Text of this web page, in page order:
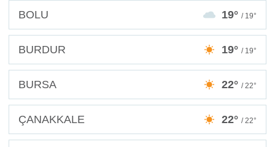
BOLU 19° / 19°
BURDUR 19° / 19°
BURSA 22° / 22°
ÇANAKKALE 22° / 22°